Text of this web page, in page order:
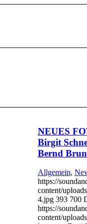
NEUES
Birgit
Bernd
Allgemein,
https://
content/
4.jpg 393 700
https://
content/